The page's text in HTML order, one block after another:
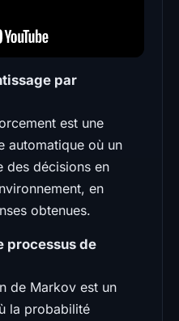
par
est une
automatique où un
des décisions en
en
obtenues.
processus de
de Markov est un
la probabilité